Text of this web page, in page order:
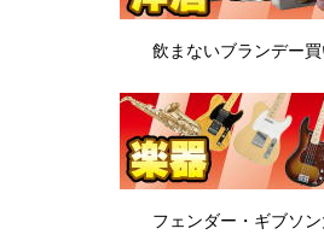
飲まないブランデー
フェンダー・ギブソン